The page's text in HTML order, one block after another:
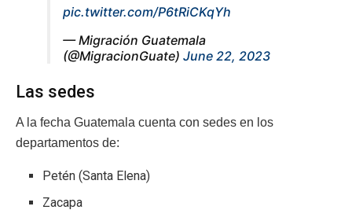
pic.twitter.com/P6tRiCKqYh
— Migración Guatemala
(@MigracionGuate) June 22, 2023
Las sedes
A la fecha Guatemala cuenta con sedes en los
departamentos de:
Petén (Santa Elena)
Zacapa